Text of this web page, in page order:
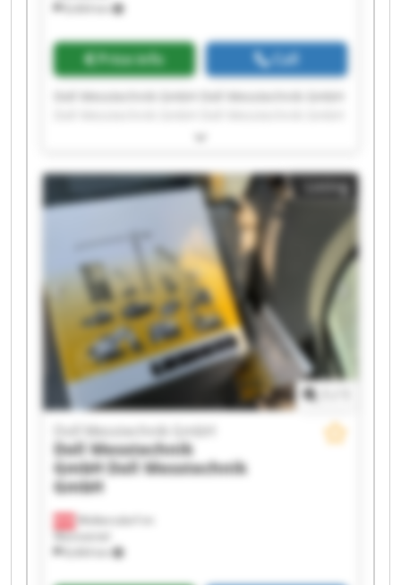
8,404 km
Price info Call
Doll Messtechnik GmbH Doll Messtechnik GmbH
Doll Messtechnik GmbH Doll Messtechnik GmbH
Doll Messtechnik GmbH Doll Messtechnik GmbH
Doll Messtechnik GmbH Doll Messtechnik GmbH
Doll Messtechnik GmbH Doll Messtechnik GmbH
Doll Messtechnik GmbH Doll Messtechnik GmbH
Doll Messtechnik GmbH Doll Messtechnik GmbH
Doll Messtechnik GmbH Doll Messtechnik GmbH
Listing
Wolkersdorf im
Weinviertel
8,404 km
Doll Messtechnik GmbH
Doll Messtechnik
GmbHDoll Messtechnik
GmbH